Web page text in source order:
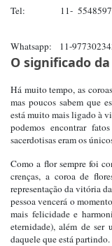
Tel: 11-
Whatsapp: 11-
O significado da
Há muito tempo, as
mas poucos sabem que
está muito mais ligado à
podemos encontrar
sacerdotisas eram os
Como a flor sempre foi
crenças, a coroa de
representação da vitória
pessoa vencerá o
mais felicidade e
eternidade), além de ser
daquele que está